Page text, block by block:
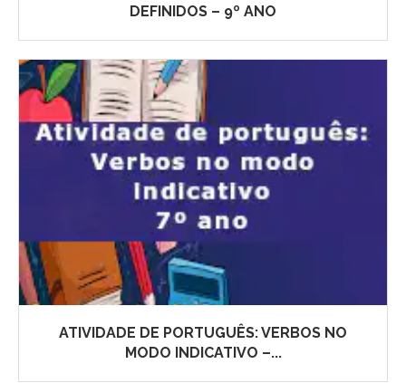
DEFINIDOS – 9º ANO
ATIVIDADE DE PORTUGUÊS: VERBOS NO
MODO INDICATIVO –...